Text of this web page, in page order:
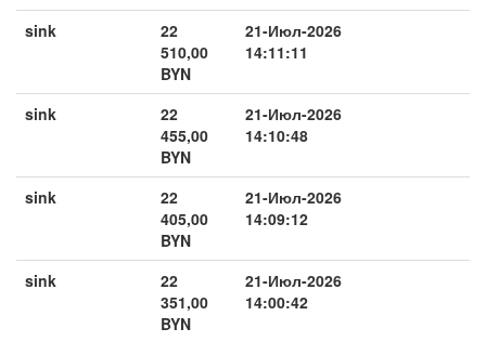
sink
22
510,00
BYN
21-Июл-2026
14:11:11
sink
22
455,00
BYN
21-Июл-2026
14:10:48
sink
22
405,00
BYN
21-Июл-2026
14:09:12
sink
22
351,00
BYN
21-Июл-2026
14:00:42